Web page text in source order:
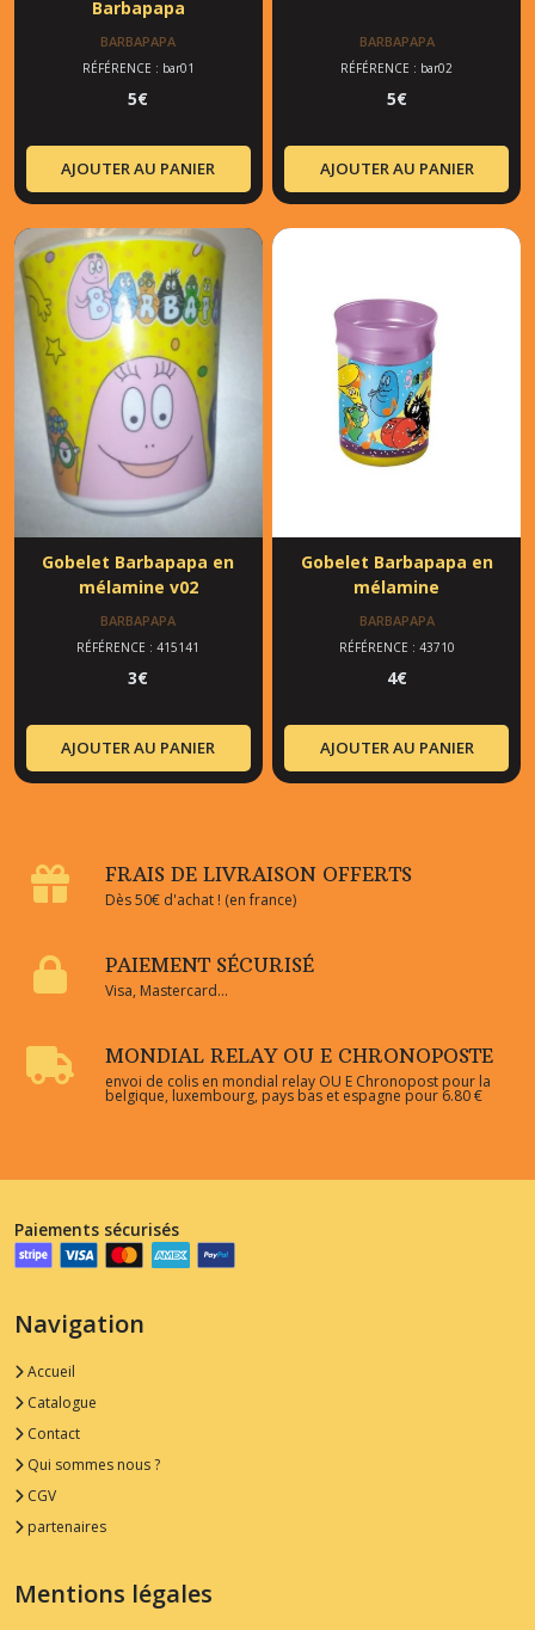
Barbapapa
BARBAPAPA
RÉFÉRENCE : bar01
5€
AJOUTER AU PANIER
BARBAPAPA
RÉFÉRENCE : bar02
5€
AJOUTER AU PANIER
Gobelet Barbapapa en
mélamine v02
BARBAPAPA
RÉFÉRENCE : 415141
3€
AJOUTER AU PANIER
Gobelet Barbapapa en
mélamine
BARBAPAPA
RÉFÉRENCE : 43710
4€
AJOUTER AU PANIER
FRAIS DE LIVRAISON OFFERTS
Dès 50€ d'achat ! (en france)
PAIEMENT SÉCURISÉ
Visa, Mastercard...
MONDIAL RELAY OU E CHRONOPOSTE
envoi de colis en mondial relay OU E Chronopost pour la
belgique, luxembourg, pays bas et espagne pour 6.80 €
Paiements sécurisés
Navigation
Accueil
Catalogue
Contact
Qui sommes nous ?
CGV
partenaires
Mentions légales